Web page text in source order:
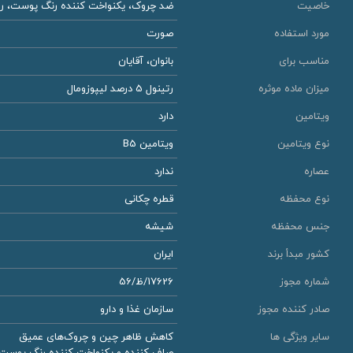
خاصیت
ضد چروک، یکنواخت کننده رنگ پوست،
مورد استفاده
صورت
مناسب برای
بانوان، آقایان
میزان ماده موثره
رتینول 5 درصد لیپوزومال
ویتامین
دارد
نوع ویتامین
ویتامین B5
عصاره
ندارد
نوع محفظه
قطره چکانی
جنس محفظه
شیشه
کشور مبدأ برند
ایران
شماره مجوز
17626/ظ/56
صادر کننده مجوز
سازمان غذا و دارو
سایر ویژگی ها
کاهش ظاهر چین و چروک‌های عمیق